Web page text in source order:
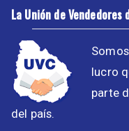
La Unión de Vendedores
lucro
parte
del país.